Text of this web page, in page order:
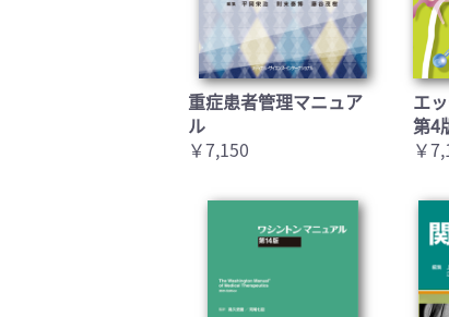
重症患者管理マニュア
ル
￥7,150
エ
第4
￥